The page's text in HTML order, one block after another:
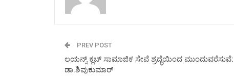
PREV POST
ಲಯನ್ಸ್ ಕ್ಲಬ್ ಸಾಮಾಜಿಕ ಸೇವೆ ಶ್ರದ್ಧೆಯಿಂದ ಮುಂದುವರೆಸುವೆ:
ಡಾ.ಶಿವುಕುಮಾರ್